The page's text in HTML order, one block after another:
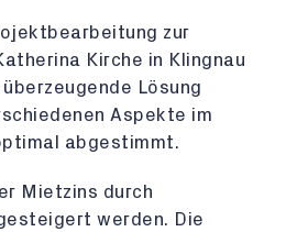
zur
Kirche in Klingnau
Lösung
Aspekte im
abgestimmt.
Mietzins durch
werden. Die